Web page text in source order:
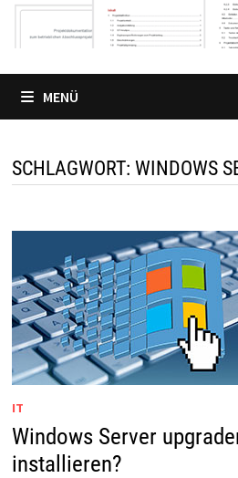
MENÜ
SCHLAGWORT: WINDOWS
IT
Windows Server
installieren?